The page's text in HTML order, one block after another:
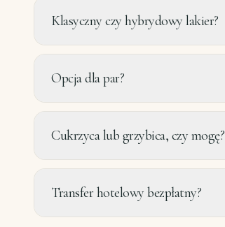
Klasyczny czy hybrydowy lakier?
Opcja dla par?
Cukrzyca lub grzybica, czy mogę?
Transfer hotelowy bezpłatny?